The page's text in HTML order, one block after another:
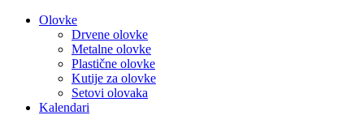
Olovke
Drvene olovke
Metalne olovke
Plastične olovke
Kutije za olovke
Setovi olovaka
Kalendari